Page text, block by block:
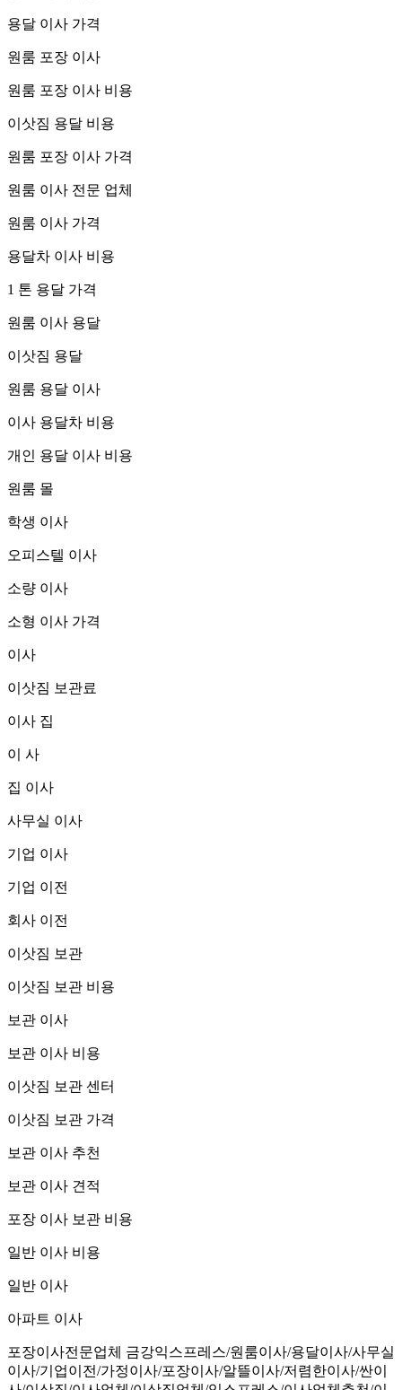
용달 이사 가격
원룸 포장 이사
원룸 포장 이사 비용
이삿짐 용달 비용
원룸 포장 이사 가격
원룸 이사 전문 업체
원룸 이사 가격
용달차 이사 비용
1 톤 용달 가격
원룸 이사 용달
이삿짐 용달
원룸 용달 이사
이사 용달차 비용
개인 용달 이사 비용
원룸 몰
학생 이사
오피스텔 이사
소량 이사
소형 이사 가격
이사
이삿짐 보관료
이사 집
이 사
집 이사
사무실 이사
기업 이사
기업 이전
회사 이전
이삿짐 보관
이삿짐 보관 비용
보관 이사
보관 이사 비용
이삿짐 보관 센터
이삿짐 보관 가격
보관 이사 추천
보관 이사 견적
포장 이사 보관 비용
일반 이사 비용
일반 이사
아파트 이사
포장이사전문업체 금강익스프레스/원룸이사/용달이사/사무실
이사/기업이전/가정이사/포장이사/알뜰이사/저렴한이사/싼이